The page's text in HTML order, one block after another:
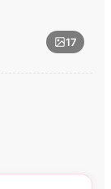
17